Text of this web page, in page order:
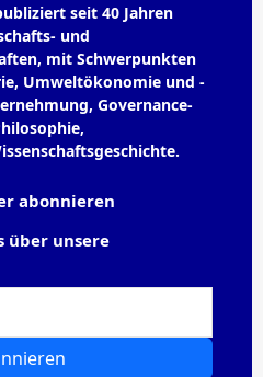
seit 40 Jahren
und
mit Schwerpunkten
Umweltökonomie und -
Governance-
abonnieren
über unsere